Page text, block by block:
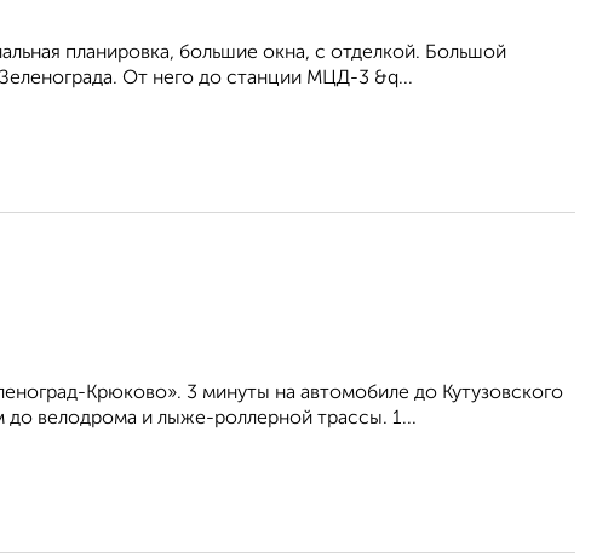
планировка, большие окна, c отделкой. Большой
От него до станции МЦД-3 &q...
Крюково». 3 минуты на автомобиле до Кутузовского
велодрома и лыже-роллерной трассы. 1...